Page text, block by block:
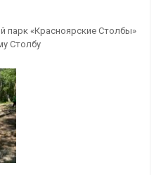
парк «Красноярские Столбы»
Столбу